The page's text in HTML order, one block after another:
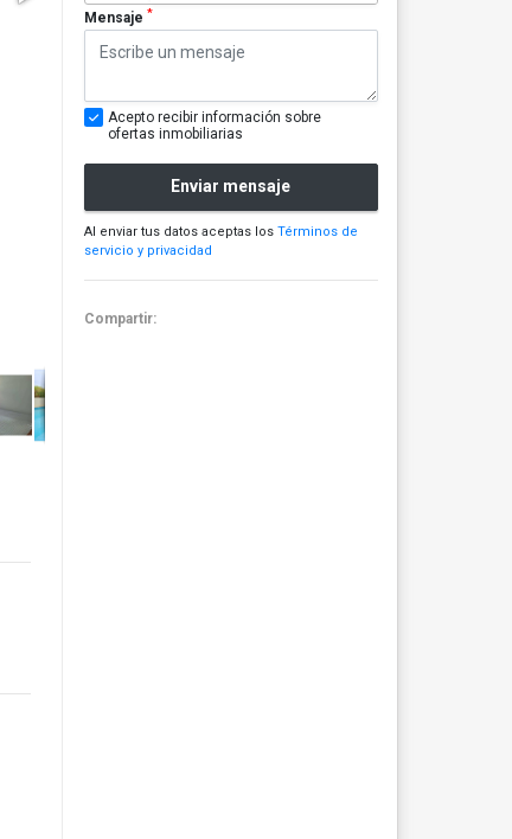
Mensaje *
Acepto recibir información sobre
ofertas inmobiliarias
Enviar mensaje
Al enviar tus datos aceptas los Términos de
servicio y privacidad
Compartir: